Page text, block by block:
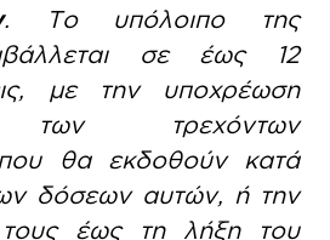
. Το υπόλοιπο της
σε έως 12
με την υποχρέωση
των τρεχόντων
θα εκδοθούν κατά
δόσεων αυτών, ή την
έως τη λήξη του